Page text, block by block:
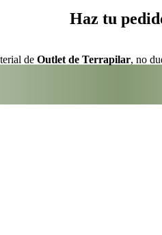
Haz tu
de Outlet de Terrapilar, no